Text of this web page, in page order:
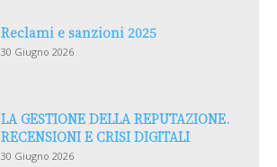
Reclami e sanzioni 2025
30 Giugno 2026
LA GESTIONE DELLA REPUTAZIONE.
RECENSIONI E CRISI DIGITALI
30 Giugno 2026